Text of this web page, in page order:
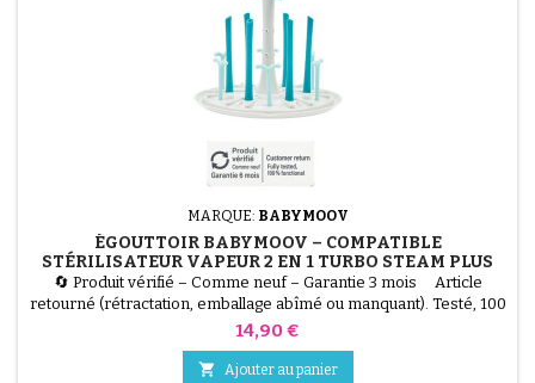
MARQUE: BABYMOOV
ÉGOUTTOIR BABYMOOV – COMPATIBLE
STÉRILISATEUR VAPEUR 2 EN 1 TURBO STEAM PLUS
🔄 Produit vérifié – Comme neuf – Garantie 3 mois Article
retourné (rétractation, emballage abîmé ou manquant). Testé, 100
% fonctionnel. Égouttoir d'origine, compatible avec le stérilisateur
pratique et hygiénique des biberons et accessoires.
Prix
14,90 €
 Ajouter au panier